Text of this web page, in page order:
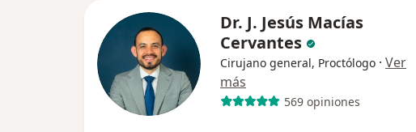
Dr. J. Jesús Macías
Cervantes
Cirujano general, Proctólogo · Ver
más
569 opiniones